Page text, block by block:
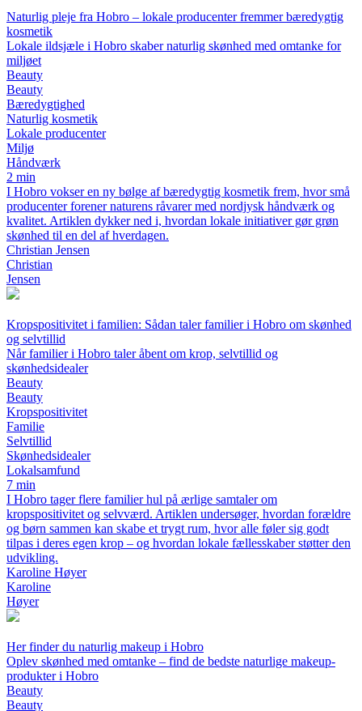
Naturlig pleje fra Hobro – lokale producenter fremmer bæredygtig
kosmetik
Lokale ildsjæle i Hobro skaber naturlig skønhed med omtanke for
miljøet
Beauty
Beauty
Bæredygtighed
Naturlig kosmetik
Lokale producenter
Miljø
Håndværk
2 min
I Hobro vokser en ny bølge af bæredygtig kosmetik frem, hvor små
producenter forener naturens råvarer med nordjysk håndværk og
kvalitet. Artiklen dykker ned i, hvordan lokale initiativer gør grøn
skønhed til en del af hverdagen.
Christian Jensen
Christian
Jensen
Kropspositivitet i familien: Sådan taler familier i Hobro om skønhed
og selvtillid
Når familier i Hobro taler åbent om krop, selvtillid og
skønhedsidealer
Beauty
Beauty
Kropspositivitet
Familie
Selvtillid
Skønhedsidealer
Lokalsamfund
7 min
I Hobro tager flere familier hul på ærlige samtaler om
kropspositivitet og selvværd. Artiklen undersøger, hvordan forældre
og børn sammen kan skabe et trygt rum, hvor alle føler sig godt
tilpas i deres egen krop – og hvordan lokale fællesskaber støtter den
udvikling.
Karoline Høyer
Karoline
Høyer
Her finder du naturlig makeup i Hobro
Oplev skønhed med omtanke – find de bedste naturlige makeup-
produkter i Hobro
Beauty
Beauty